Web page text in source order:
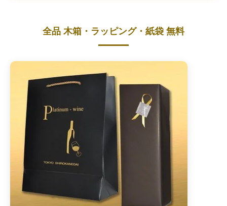
全品 木箱・ラッピング・紙袋 無料